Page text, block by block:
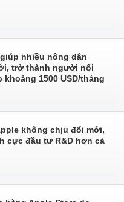
nhiều nông dân
trở thành người nổi
1500 USD/tháng
không chịu đổi mới,
cực đầu tư R&D hơn cả